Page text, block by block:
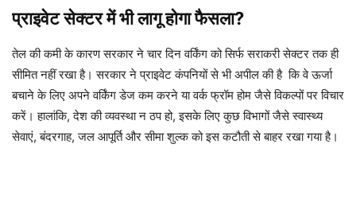
प्राइवेट सेक्टर में भी लागू होगा फैसला?
तेल की कमी के कारण सरकार ने चार दिन वर्किंग को सिर्फ सराकरी सेक्टर तक ही
सीमित नहीं रखा है। सरकार ने प्राइवेट कंपनियों से भी अपील की है कि वे ऊर्जा
बचाने के लिए अपने वर्किंग डेज कम करने या वर्क फ्रॉम होम जैसे विकल्पों पर विचार
करें। हालांकि, देश की व्यवस्था न ठप हो, इसके लिए कुछ विभागों जैसे स्वास्थ्य
सेवाएं, बंदरगाह, जल आपूर्ति और सीमा शुल्क को इस कटौती से बाहर रखा गया है।